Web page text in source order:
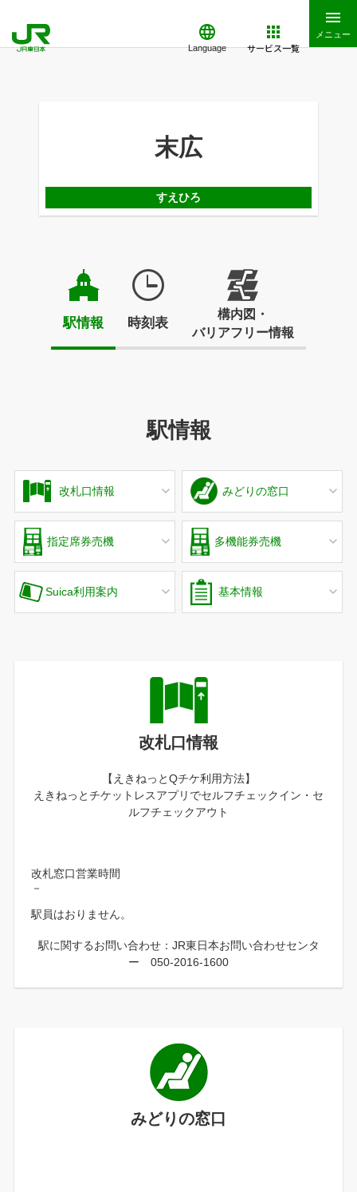
Language サービス一覧
メニュー
末広
すえひろ
駅情報 時刻表
構内図・
バリアフリー情報
駅情報
改札口情報 みどりの窓口
指定席券売機 多機能券売機
Suica利用案内 基本情報
改札口情報
【えきねっとQチケ利用方法】
えきねっとチケットレスアプリでセルフチェックイン・セ
ルフチェックアウト
改札窓口営業時間
－
駅員はおりません。
駅に関するお問い合わせ：JR東日本お問い合わせセンタ
ー 050-2016-1600
みどりの窓口